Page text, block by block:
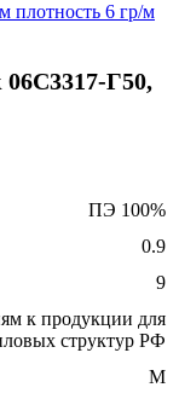
плотность 6 гр/м
Г50,
ПЭ 100%
0.9
9
к продукции для
структур РФ
М